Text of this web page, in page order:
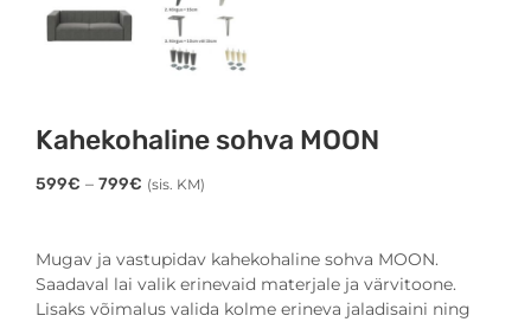
Kahekohaline sohva MOON
599€ – 799€ Price
through
799€
(sis. KM)
Mugav ja vastupidav kahekohaline sohva MOON.
Saadaval lai valik erinevaid materjale ja värvitoone.
Lisaks võimalus valida kolme erineva jaladisaini ning